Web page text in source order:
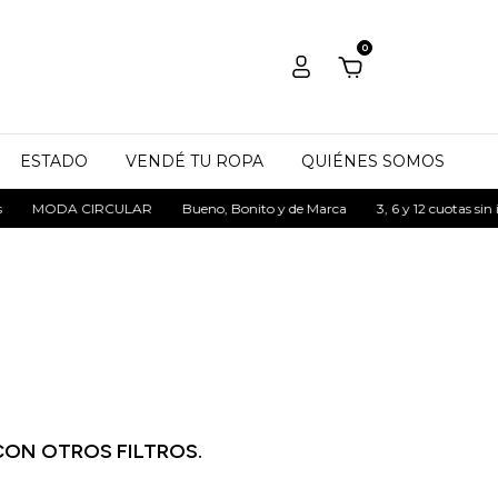
0
ESTADO VENDÉ TU ROPA QUIÉNES SOMOS
MODA CIRCULAR Bueno, Bonito y de Marca 3, 6 y 12 cuotas sin
OTROS FILTROS.